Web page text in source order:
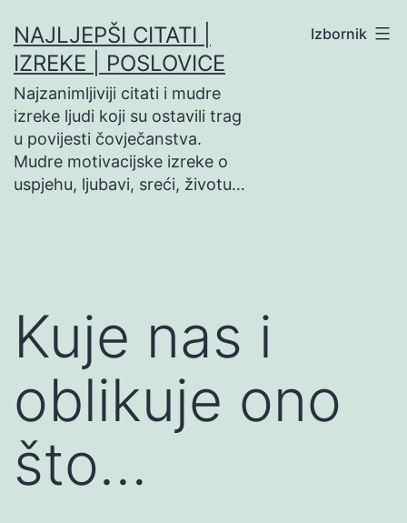
na
sadržaj
NAJLJEPŠI CITATI |
IZREKE | POSLOVICE
Najzanimljiviji citati i mudre
izreke ljudi koji su ostavili trag
u povijesti čovječanstva.
Mudre motivacijske izreke o
uspjehu, ljubavi, sreći, životu…
Izbornik
Kuje nas i
oblikuje ono
što…